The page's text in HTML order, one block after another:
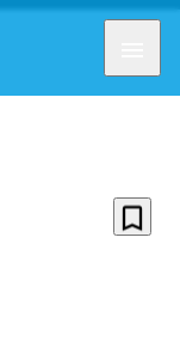
bookmark_border